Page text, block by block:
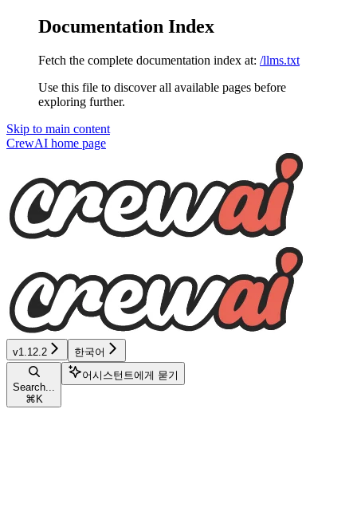
Documentation Index
Fetch the complete documentation index at: /llms.txt
Use this file to discover all available pages before
exploring further.
Skip to main content
CrewAI home page
v1.12.2 한국어
Search...
⌘ K
어시스턴트에게 묻기